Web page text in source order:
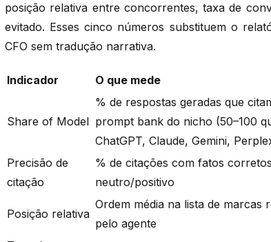
posição relativa entre concorrentes, taxa de
evitado. Esses cinco números substituem o
CFO sem tradução narrativa.
Indicador O que mede
Share of Model
% de respostas geradas que
prompt bank do nicho (50–100
ChatGPT, Claude, Gemini,
Precisão de
citação
% de citações com fatos
neutro/positivo
Posição relativa
Ordem média na lista de marcas
pelo agente